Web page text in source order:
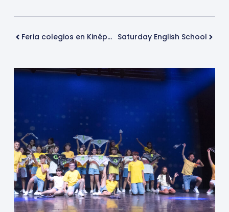
Feria colegios en Kinépolis Saturday English School